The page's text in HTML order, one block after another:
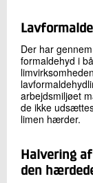
Der har
formaldehyd i
arbejdsmiljøet
de ikke
limen hærder.
Halvering
den